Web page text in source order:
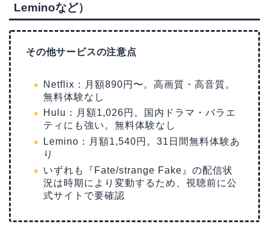
Leminoなど）
その他サービスの注意点
Netflix：月額890円〜。高画質・高音質。
無料体験なし
Hulu：月額1,026円。国内ドラマ・バラエ
ティにも強い。無料体験なし
Lemino：月額1,540円。31日間無料体験あ
り
いずれも『Fate/strange Fake』の配信状
況は時期により変動するため、視聴前に公
式サイトで要確認